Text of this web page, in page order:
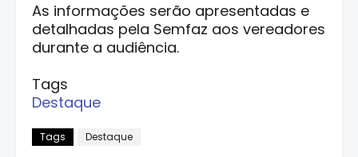
As informações serão apresentadas e
detalhadas pela Semfaz aos vereadores
durante a audiência.
Tags
Destaque
Tags Destaque